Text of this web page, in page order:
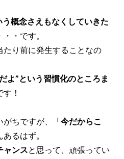
う概念さえもなくしていきた
・です。
り前に発生することなの
よ”という習慣化のところま
！
がちですが、「今だからこ
るはず。
ャンスと思って、頑張ってい